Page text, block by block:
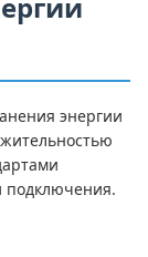
энергии
подключения.